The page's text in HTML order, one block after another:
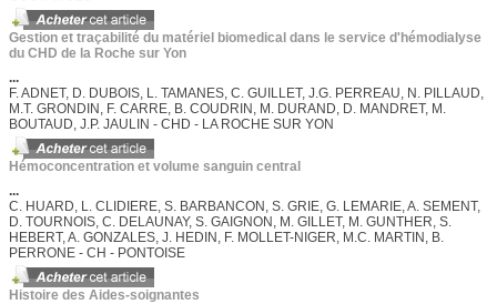
Gestion et traçabilité du matériel biomedical dans le service d'hémodialyse
du CHD de la Roche sur Yon
...
F. ADNET, D. DUBOIS, L. TAMANES, C. GUILLET, J.G. PERREAU, N. PILLAUD,
M.T. GRONDIN, F. CARRE, B. COUDRIN, M. DURAND, D. MANDRET, M.
BOUTAUD, J.P. JAULIN - CHD - LA ROCHE SUR YON
Hémoconcentration et volume sanguin central
...
C. HUARD, L. CLIDIERE, S. BARBANCON, S. GRIE, G. LEMARIE, A. SEMENT,
D. TOURNOIS, C. DELAUNAY, S. GAIGNON, M. GILLET, M. GUNTHER, S.
HEBERT, A. GONZALES, J. HEDIN, F. MOLLET-NIGER, M.C. MARTIN, B.
PERRONE - CH - PONTOISE
Histoire des Aides-soignantes